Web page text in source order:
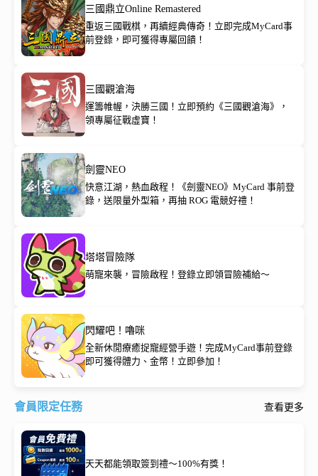
三國鼎立Online Remastered
重返三國戰棋，再續經典傳奇！立即完成MyCard事
前登錄，即可獲得專屬回饋！
三國觀滄海
運籌帷幄，決勝三國！立即預約《三國觀滄海》，
領專屬征戰虛寶！
劍靈NEO
快意江湖，熱血啟程！《劍靈NEO》MyCard 事前登
錄，送限量外型箱，再抽 ROG 電競好禮！
塔塔冒險隊
萌寵來襲，冒險啟程！登錄立即領冒險補給～
閃耀吧！嚕咪
全新休閒療癒捉寵經營手遊！完成MyCard事前登錄
即可獲得體力、金幣！立即參加！
會員限定任務 查看更多
天天都能領取簽到禮～100%有獎！